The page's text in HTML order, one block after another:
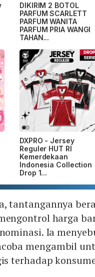
DIKIRIM 2 BOTOL
PARFUM SCARLETT
PARFUM WANITA
PARFUM PRIA WANGI
TAHAN...
DXPRO - Jersey
Reguler HUT RI
Kemerdekaan
Indonesia Collection
Drop 1...
tantangannya
harga
Ia
mengambil
terhadap